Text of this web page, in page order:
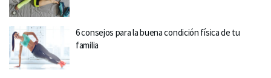
6 consejos para la buena condición física de tu
familia